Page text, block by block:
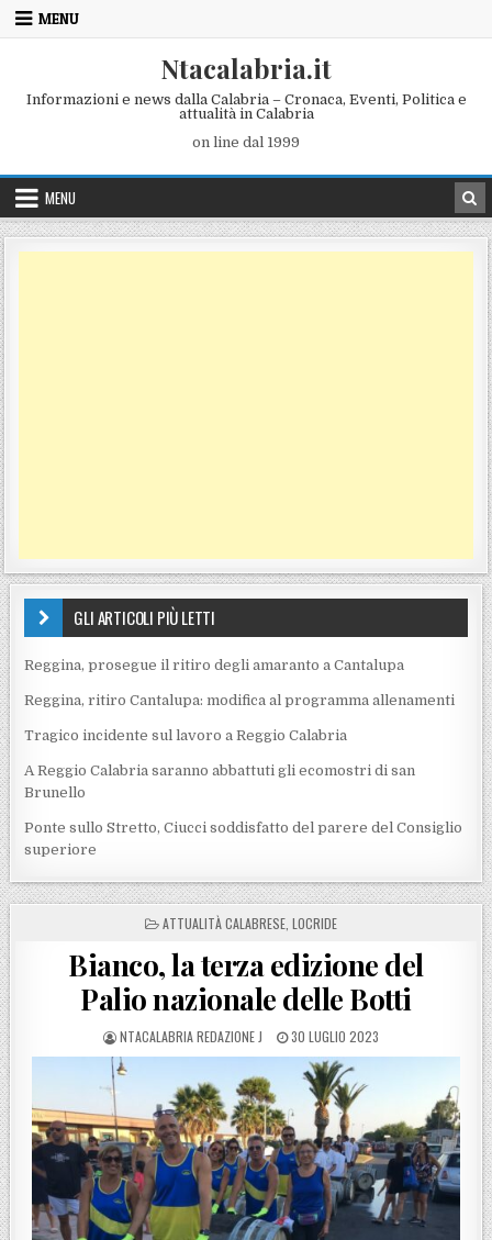
Skip to content
MENU
Ntacalabria.it
Informazioni e news dalla Calabria – Cronaca, Eventi, Politica e
attualità in Calabria
on line dal 1999
MENU
GLI ARTICOLI PIÙ LETTI
Reggina, prosegue il ritiro degli amaranto a Cantalupa
Reggina, ritiro Cantalupa: modifica al programma allenamenti
Tragico incidente sul lavoro a Reggio Calabria
A Reggio Calabria saranno abbattuti gli ecomostri di san
Brunello
Ponte sullo Stretto, Ciucci soddisfatto del parere del Consiglio
superiore
POSTED IN
ATTUALITÀ CALABRESE, LOCRIDE
Bianco, la terza edizione del
Palio nazionale delle Botti
POSTED BY
NTACALABRIA REDAZIONE J POSTED ON
30 LUGLIO 2023